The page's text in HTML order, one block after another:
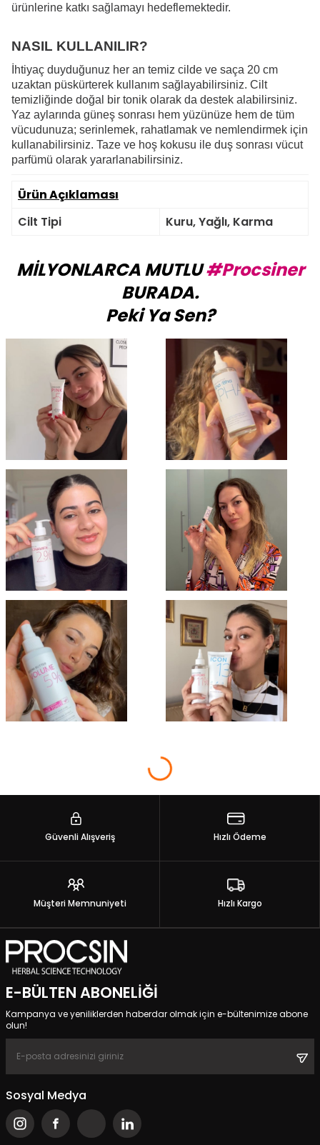
ürünlerine katkı sağlamayı hedeflemektedir.
NASIL KULLANILIR?
İhtiyaç duyduğunuz her an temiz cilde ve saça 20 cm
uzaktan püskürterek kullanım sağlayabilirsiniz. Cilt
temizliğinde doğal bir tonik olarak da destek alabilirsiniz.
Yaz aylarında güneş sonrası hem yüzünüze hem de tüm
vücudunuza; serinlemek, rahatlamak ve nemlendirmek için
kullanabilirsiniz. Taze ve hoş kokusu ile duş sonrası vücut
parfümü olarak yararlanabilirsiniz.
Ürün Açıklaması
Cilt Tipi
Kuru, Yağlı, Karma
MİLYONLARCA MUTLU#Procsiner
BURADA.
Peki Ya Sen?
Güvenli Alışveriş Hızlı Ödeme
Müşteri Memnuniyeti Hızlı Kargo
E-BÜLTEN ABONELIĞI
Kampanya ve yeniliklerden haberdar olmak için e-bültenimize abone
olun!
Sosyal Medya